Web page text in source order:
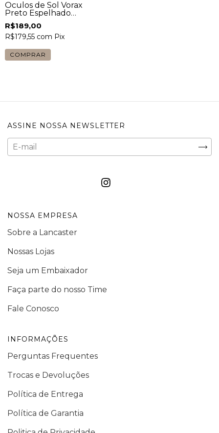
Óculos de Sol Vorax
Preto Espelhado
Unissex
R$189,00
R$179,55 com Pix
COMPRAR
ASSINE NOSSA NEWSLETTER
NOSSA EMPRESA
Sobre a Lancaster
Nossas Lojas
Seja um Embaixador
Faça parte do nosso Time
Fale Conosco
INFORMAÇÕES
Perguntas Frequentes
Trocas e Devoluções
Política de Entrega
Política de Garantia